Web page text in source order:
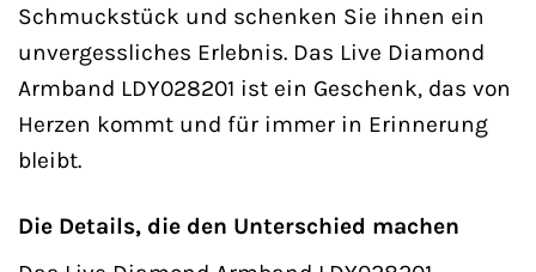
Schmuckstück und schenken Sie ihnen ein
unvergessliches Erlebnis. Das Live Diamond
Armband LDY028201 ist ein Geschenk, das von
Herzen kommt und für immer in Erinnerung
bleibt.
Die Details, die den Unterschied machen